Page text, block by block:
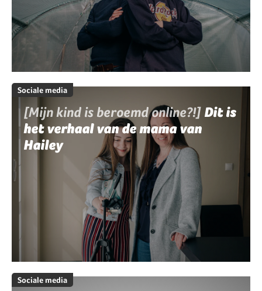
Sociale media
[Mijn kind is beroemd online?!] Dit is
het verhaal van de mama van
Hailey
Sociale media